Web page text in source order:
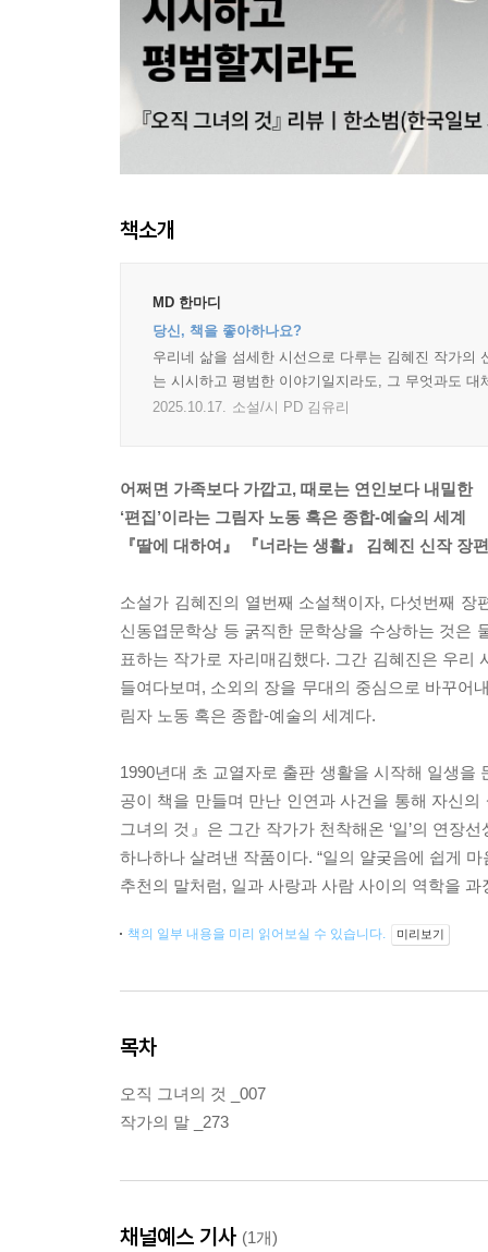
책소개
MD 한마디
당신, 책을 좋아하나요?
우리네 삶을 섬세한 시선으로 다루는 김혜진 작가의
는 시시하고 평범한 이야기일지라도, 그 무엇과도
2025.10.17. 소설/시 PD 김유리
어쩌면 가족보다 가깝고, 때로는 연인보다 내밀한
‘편집’이라는 그림자 노동 혹은 종합-예술의 세계
『딸에 대하여』 『너라는 생활』 김혜진 신작 장
소설가 김혜진의 열번째 소설책이자, 다섯번째
신동엽문학상 등 굵직한 문학상을 수상하는 것은
표하는 작가로 자리매김했다. 그간 김혜진은 우
들여다보며, 소외의 장을 무대의 중심으로 바꾸어
림자 노동 혹은 종합-예술의 세계다.
1990년대 초 교열자로 출판 생활을 시작해 일생
공이 책을 만들며 만난 인연과 사건을 통해 자신
그녀의 것』은 그간 작가가 천착해온 ‘일’의 연장
하나하나 살려낸 작품이다. “일의 얄궂음에 쉽게
추천의 말처럼, 일과 사랑과 사람 사이의 역학을
책의 일부 내용을 미리 읽어보실 수 있습니다. 미리보기
목차
오직 그녀의 것 _007
작가의 말 _273
채널예스 기사 (1개)